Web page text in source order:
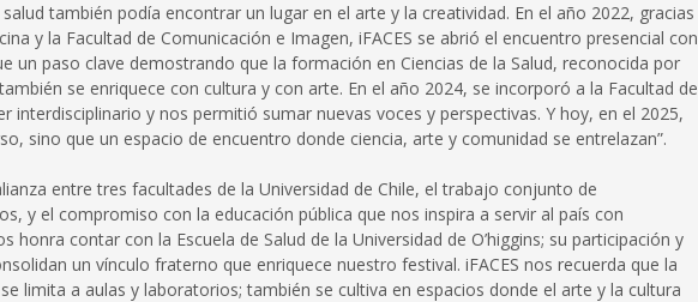
también podía encontrar un lugar en el arte y la creatividad. En el año 2022, gracias
y la Facultad de Comunicación e Imagen, iFACES se abrió el encuentro presencial con
un paso clave demostrando que la formación en Ciencias de la Salud, reconocida por
se enriquece con cultura y con arte. En el año 2024, se incorporó a la Facultad de
interdisciplinario y nos permitió sumar nuevas voces y perspectivas. Y hoy, en el 2025,
sino que un espacio de encuentro donde ciencia, arte y comunidad se entrelazan”.
entre tres facultades de la Universidad de Chile, el trabajo conjunto de
y el compromiso con la educación pública que nos inspira a servir al país con
honra contar con la Escuela de Salud de la Universidad de O’higgins; su participación y
un vínculo fraterno que enriquece nuestro festival. iFACES nos recuerda que la
limita a aulas y laboratorios; también se cultiva en espacios donde el arte y la cultura